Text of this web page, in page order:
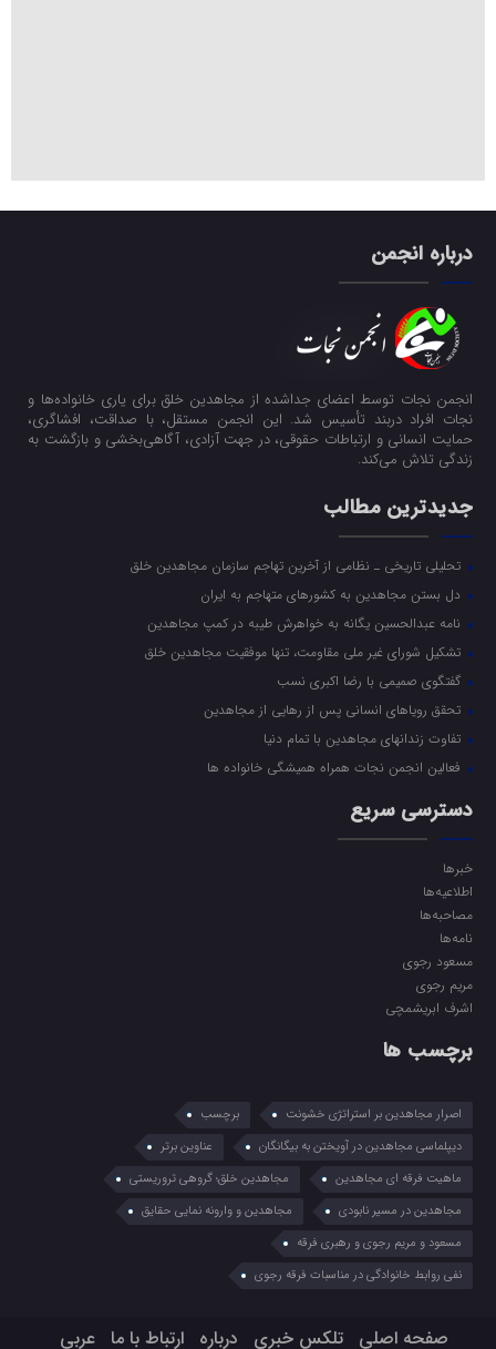
درباره انجمن
انجمن نجات توسط اعضای جداشده از مجاهدین خلق برای یاری خانواده‌ها و
نجات افراد دربند تأسیس شد. این انجمن مستقل، با صداقت، افشاگری،
حمایت انسانی و ارتباطات حقوقی، در جهت آزادی، آگاهی‌بخشی و بازگشت به
زندگی تلاش می‌کند.
جدیدترین مطالب
تحلیلی تاریخی ـ نظامی از آخرین تهاجم سازمان مجاهدین خلق
دل بستن مجاهدین به کشورهای متهاجم به ایران
نامه عبدالحسین یگانه به خواهرش طیبه در کمپ مجاهدین
تشکیل شورای غیر ملی مقاومت، تنها موفقیت مجاهدین خلق
گفتگوی صمیمی با رضا اکبری نسب
تحقق رویاهای انسانی پس از رهایی از مجاهدین
تفاوت زندانهای مجاهدین با تمام دنیا
فعالین انجمن نجات همراه همیشگی خانواده ها
دسترسی سریع
خبرها
اطلاعیه‌ها
مصاحبه‌ها
نامه‌ها
مسعود رجوی
مریم رجوی
اشرف ابریشمچی
برچسب ها
اصرار مجاهدین بر استراتژی خشونت
برچسب
دیپلماسی مجاهدین در آویختن به بیگانگان
عناوین برتر
ماهیت فرقه ای مجاهدین
مجاهدین خلق؛ گروهی تروریستی
مجاهدین در مسیر نابودی
مجاهدین و وارونه نمایی حقایق
مسعود و مریم رجوی و رهبری فرقه
نفی روابط خانوادگی در مناسبات فرقه رجوی
صفحه اصلی تلکس خبری درباره ارتباط با ما عربي